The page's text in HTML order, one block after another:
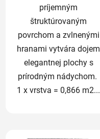
príjemným
štruktúrovaným
povrchom a zvlnenými
hranami vytvára dojem
elegantnej plochy s
prírodným nádychom.
1 x vrstva = 0,866 m2...